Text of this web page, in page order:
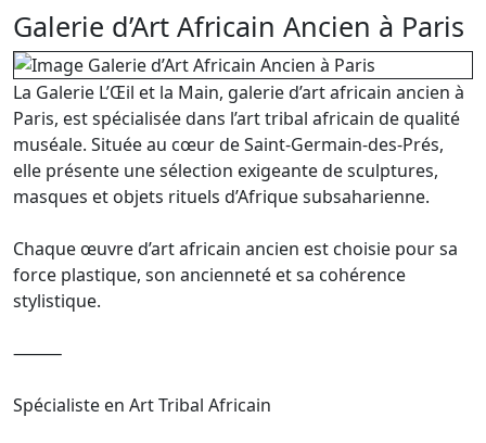
Galerie d’Art Africain Ancien à Paris
La Galerie L’Œil et la Main, galerie d’art africain ancien à
Paris, est spécialisée dans l’art tribal africain de qualité
muséale. Située au cœur de Saint-Germain-des-Prés,
elle présente une sélection exigeante de sculptures,
masques et objets rituels d’Afrique subsaharienne.
Chaque œuvre d’art africain ancien est choisie pour sa
force plastique, son ancienneté et sa cohérence
stylistique.
⸻
Spécialiste en Art Tribal Africain